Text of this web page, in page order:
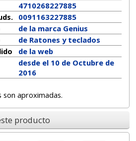
4710268227885
0091163227885
de la marca Genius
de Ratones y teclados
de la web
desde el 10 de Octubre de
2016
aproximadas.
producto